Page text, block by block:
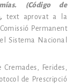
(Código de
text aprovat a la
Permanent
Sistema Nacional
Cremades, Ferides,
de Prescripció